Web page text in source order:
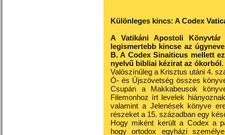
Különleges kincs: A Codex
A Vatikáni Apostoli
legismertebb kincse az
B. A Codex Sinaiticus mellett
nyelvű bibliai kézirat az ókorból.
Valószínűleg a Krisztus utáni 4.
Ó- és Újszövetség összes
Csupán a Makkabeusok
Filemonhoz írt levelek
valamint a Jelenések könyve
részeket a 15. században egy
Hogy miként került a Codex a
hogy ortodox egyházi